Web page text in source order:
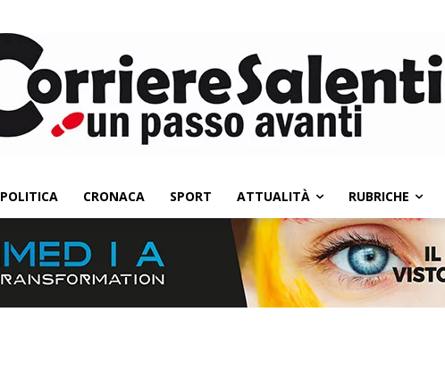
POLITICA CRONACA SPORT ATTUALITÀ RUBRICHE